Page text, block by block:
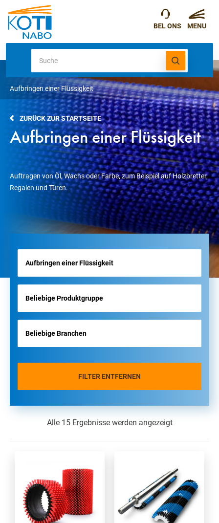
Aufbringen einer Flüssigkeit
ZURÜCK ZUR STARTSEITE
Aufbringen einer Flüssigkeit
Auftragen von Öl, Wachs oder Farbe, zum Beispiel auf Holzbretter,
Regalen und Türen.
FILTER ENTFERNEN
Alle 15 Ergebnisse werden angezeigt